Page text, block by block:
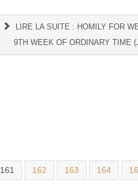
LIRE LA SUITE : HOMILY FOR
9TH WEEK OF ORDINARY TIME
161 162 163 164